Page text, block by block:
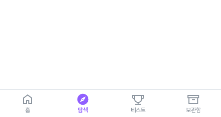
홈 탐색 베스트 보관함